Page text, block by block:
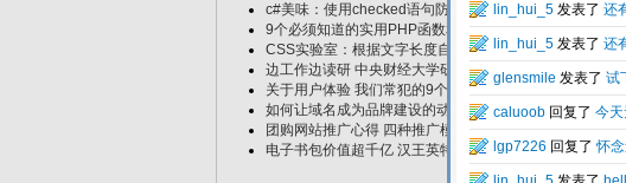
c#美味：使用checked语句防止数据溢出
9个必须知道的实用PHP函数和功能
CSS实验室：根据文字长度自动伸缩的标题
边工作边读研 中央财经大学研究生课程进修班呈热招局面
关于用户体验 我们常犯的9个错误
如何让域名成为品牌建设的动力
团购网站推广心得 四种推广模式分析
电子书包价值超千亿 汉王英特尔欲联手研发